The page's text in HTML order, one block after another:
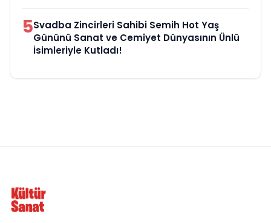
5Svadba Zincirleri Sahibi Semih Hot Yaş
Gününü Sanat ve Cemiyet Dünyasının Ünlü
İsimleriyle Kutladı!